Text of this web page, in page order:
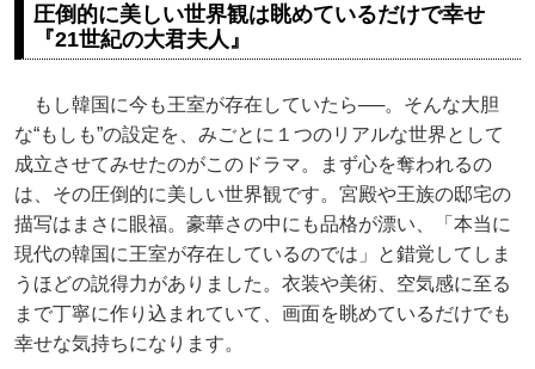
圧倒的に美しい世界観は眺めているだけで幸せ
『21世紀の大君夫人』
もし韓国に今も王室が存在していたら──。そんな大胆
な“もしも”の設定を、みごとに１つのリアルな世界として
成立させてみせたのがこのドラマ。まず心を奪われるの
は、その圧倒的に美しい世界観です。宮殿や王族の邸宅の
描写はまさに眼福。豪華さの中にも品格が漂い、「本当に
現代の韓国に王室が存在しているのでは」と錯覚してしま
うほどの説得力がありました。衣装や美術、空気感に至る
まで丁寧に作り込まれていて、画面を眺めているだけでも
幸せな気持ちになります。